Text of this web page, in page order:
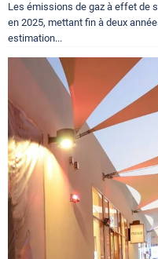
Les émissions de gaz à effet de
en 2025, mettant fin à deux
estimation...